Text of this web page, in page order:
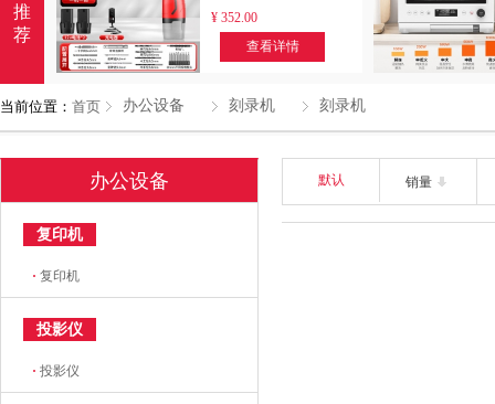
推
荐
¥ 352.00
查看详情
当前位置： 首页 办公设备 刻录机 刻录机
办公设备
复印机
·复印机
投影仪
·投影仪
默认 销量